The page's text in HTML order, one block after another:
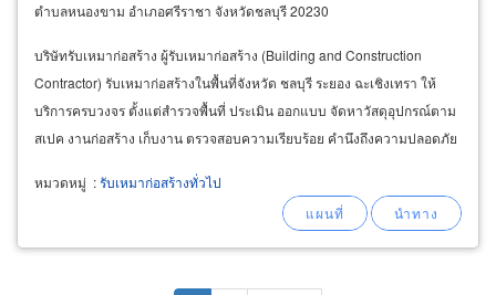
ตำบลหนองขาม อำเภอศรีราชา จังหวัดชลบุรี 20230
บริษัทรับเหมาก่อสร้าง ผู้รับเหมาก่อสร้าง (Building and Construction
Contractor) รับเหมาก่อสร้างในพื้นที่จังหวัด ชลบุรี ระยอง ฉะเชิงเทรา ให้
บริการครบวงจร ตั้งแต่สำรวจพื้นที่ ประเมิน ออกแบบ จัดหาวัสดุอุปกรณ์ตาม
สเปค งานก่อสร้าง เก็บงาน ตรวจสอบความเรียบร้อย คำนึงถึงความปลอดภัย
หมวดหมู่ :รับเหมาก่อสร้างทั่วไป